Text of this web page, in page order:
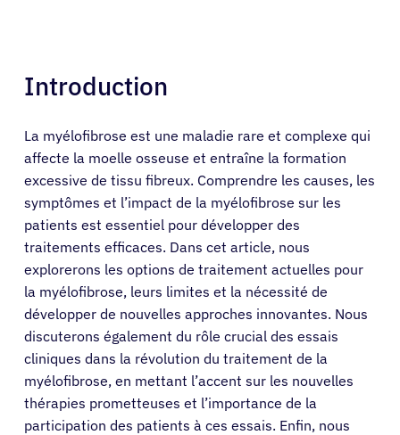
Introduction
La myélofibrose est une maladie rare et complexe qui
affecte la moelle osseuse et entraîne la formation
excessive de tissu fibreux. Comprendre les causes, les
symptômes et l’impact de la myélofibrose sur les
patients est essentiel pour développer des
traitements efficaces. Dans cet article, nous
explorerons les options de traitement actuelles pour
la myélofibrose, leurs limites et la nécessité de
développer de nouvelles approches innovantes. Nous
discuterons également du rôle crucial des essais
cliniques dans la révolution du traitement de la
myélofibrose, en mettant l’accent sur les nouvelles
thérapies prometteuses et l’importance de la
participation des patients à ces essais. Enfin, nous